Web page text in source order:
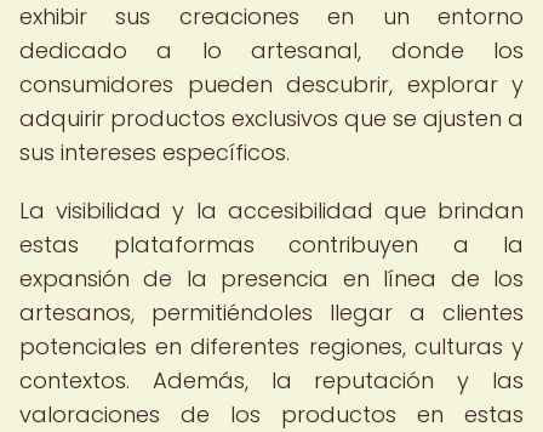
exhibir sus creaciones en un entorno
dedicado a lo artesanal, donde los
consumidores pueden descubrir, explorar y
adquirir productos exclusivos que se ajusten a
sus intereses específicos.
La visibilidad y la accesibilidad que brindan
estas plataformas contribuyen a la
expansión de la presencia en línea de los
artesanos, permitiéndoles llegar a clientes
potenciales en diferentes regiones, culturas y
contextos. Además, la reputación y las
valoraciones de los productos en estas